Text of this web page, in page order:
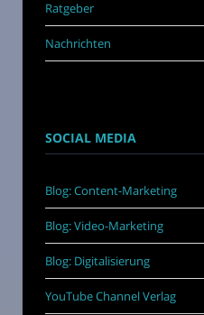
Ratgeber
Nachrichten
SOCIAL MEDIA
Blog: Content-Marketing
Blog: Video-Marketing
Blog: Digitalisierung
YouTube Channel Verlag